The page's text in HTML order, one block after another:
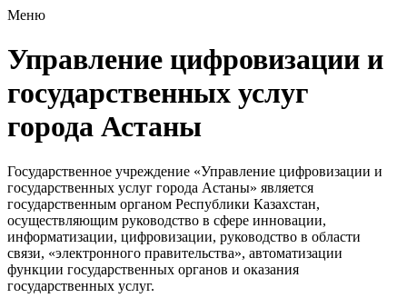
Меню
Управление цифровизации и
государственных услуг
города Астаны
Государственное учреждение «Управление цифровизации и
государственных услуг города Астаны» является
государственным органом Республики Казахстан,
осуществляющим руководство в сфере инновации,
информатизации, цифровизации, руководство в области
связи, «электронного правительства», автоматизации
функции государственных органов и оказания
государственных услуг.